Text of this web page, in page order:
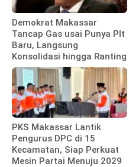
Demokrat Makassar
Tancap Gas usai Punya Plt
Baru, Langsung
Konsolidasi hingga Ranting
PKS Makassar Lantik
Pengurus DPC di 15
Kecamatan, Siap Perkuat
Mesin Partai Menuju 2029